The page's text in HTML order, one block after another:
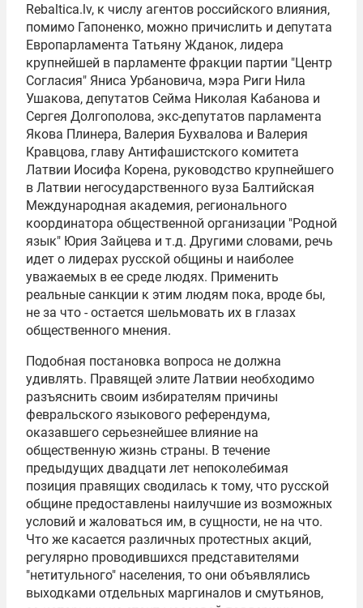
Rebaltica.lv, к числу агентов российского влияния,
помимо Гапоненко, можно причислить и депутата
Европарламента Татьяну Жданок, лидера
крупнейшей в парламенте фракции партии "Центр
Согласия" Яниса Урбановича, мэра Риги Нила
Ушакова, депутатов Сейма Николая Кабанова и
Сергея Долгополова, экс-депутатов парламента
Якова Плинера, Валерия Бухвалова и Валерия
Кравцова, главу Антифашистского комитета
Латвии Иосифа Корена, руководство крупнейшего
в Латвии негосударственного вуза Балтийская
Международная академия, регионального
координатора общественной организации "Родной
язык" Юрия Зайцева и т.д. Другими словами, речь
идет о лидерах русской общины и наиболее
уважаемых в ее среде людях. Применить
реальные санкции к этим людям пока, вроде бы,
не за что - остается шельмовать их в глазах
общественного мнения.
Подобная постановка вопроса не должна
удивлять. Правящей элите Латвии необходимо
разъяснить своим избирателям причины
февральского языкового референдума,
оказавшего серьезнейшее влияние на
общественную жизнь страны. В течение
предыдущих двадцати лет непоколебимая
позиция правящих сводилась к тому, что русской
общине предоставлены наилучшие из возможных
условий и жаловаться им, в сущности, не на что.
Что же касается различных протестных акций,
регулярно проводившихся представителями
"нетитульного" населения, то они объявлялись
выходками отдельных маргиналов и смутьянов,